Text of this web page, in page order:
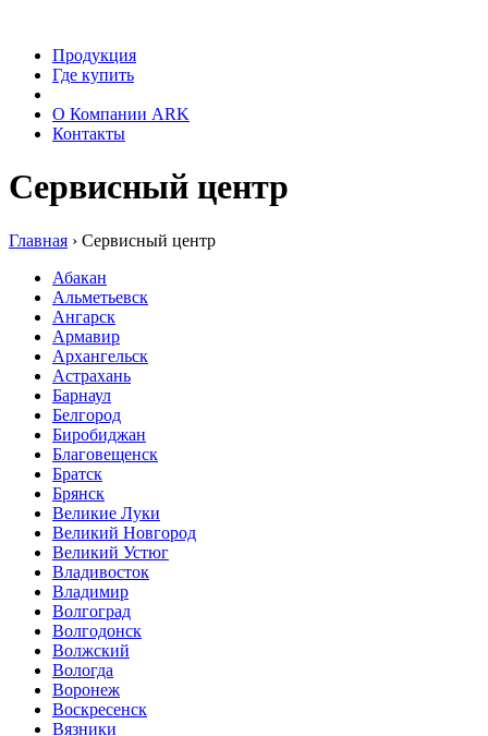
Продукция
Где купить
О Компании ARK
Контакты
Сервисный центр
Главная › Сервисный центр
Абакан
Альметьевск
Ангарск
Армавир
Архангельск
Астрахань
Барнаул
Белгород
Биробиджан
Благовещенск
Братск
Брянск
Великие Луки
Великий Новгород
Великий Устюг
Владивосток
Владимир
Волгоград
Волгодонск
Волжский
Вологда
Воронеж
Воскресенск
Вязники